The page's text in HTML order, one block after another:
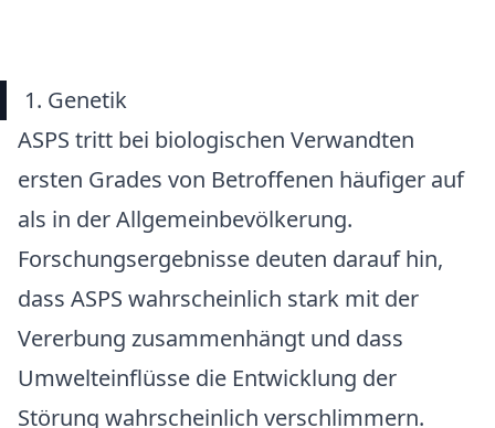
1. Genetik
ASPS tritt bei biologischen Verwandten
ersten Grades von Betroffenen häufiger auf
als in der Allgemeinbevölkerung.
Forschungsergebnisse deuten darauf hin,
dass ASPS wahrscheinlich stark mit der
Vererbung zusammenhängt und dass
Umwelteinflüsse die Entwicklung der
Störung wahrscheinlich verschlimmern.